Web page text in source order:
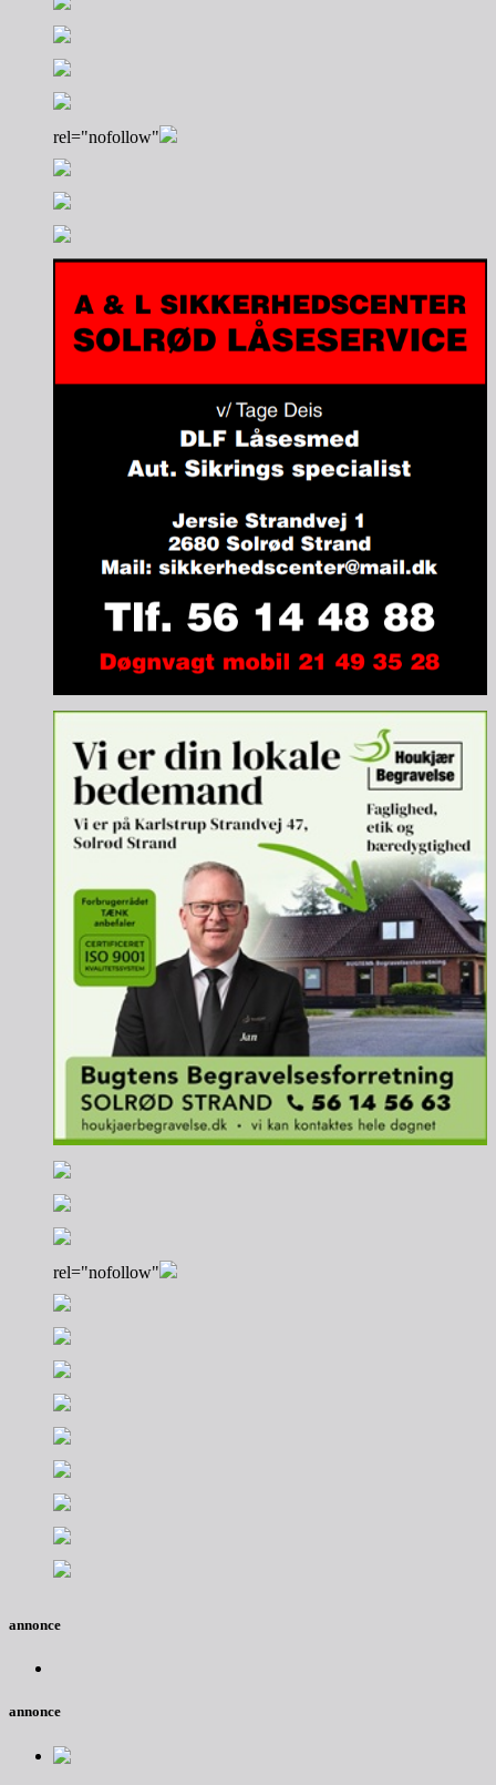
rel="nofollow"
rel="nofollow"
annonce
annonce